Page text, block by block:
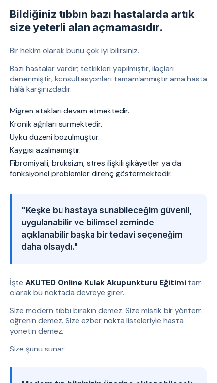
Bildiğiniz tıbbın bazı hastalarda artık
size yeterli alan açmamasıdır.
Bir hekim olarak bunu çok iyi bilirsiniz.
Bazı hastalar vardır; tetkikleri yapılmıştır, ilaçları
denenmiştir, konsültasyonları tamamlanmıştır ama hasta
hâlâ karşınızdadır.
Migren atakları devam etmektedir.
Kronik ağrıları sürmektedir.
Uyku düzeni bozulmuştur.
Kaygısı azalmamıştır.
Fibromiyalji, bruksizm, stres ilişkili şikâyetler ya da
fonksiyonel problemler direnç göstermektedir.
"Keşke bu hastaya sunabileceğim güvenli,
uygulanabilir ve bilimsel zeminde
açıklanabilir başka bir tedavi seçeneğim
daha olsaydı."
İşte AKUTED Online Kulak Akupunkturu Eğitimi tam
olarak bu noktada devreye girer.
Size modern tıbbı bırakın demez. Size mistik bir yöntem
öğrenin demez. Size ezber nokta listeleriyle hasta
yönetin demez.
Size şunu sunar: